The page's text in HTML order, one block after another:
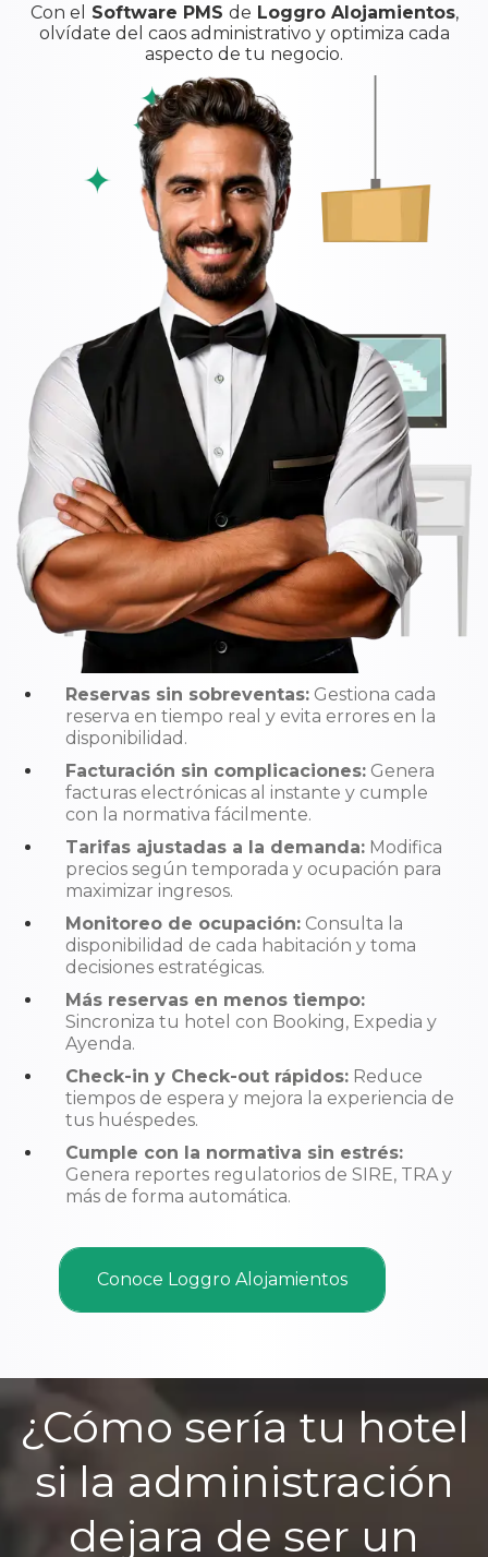
Con el Software PMS de Loggro Alojamientos,
olvídate del caos administrativo y optimiza cada
aspecto de tu negocio.
Reservas sin sobreventas: Gestiona cada
reserva en tiempo real y evita errores en la
disponibilidad.
Facturación sin complicaciones: Genera
facturas electrónicas al instante y cumple
con la normativa fácilmente.
Tarifas ajustadas a la demanda: Modifica
precios según temporada y ocupación para
maximizar ingresos.
Monitoreo de ocupación: Consulta la
disponibilidad de cada habitación y toma
decisiones estratégicas.
Más reservas en menos tiempo:
Sincroniza tu hotel con Booking, Expedia y
Ayenda.
Check-in y Check-out rápidos: Reduce
tiempos de espera y mejora la experiencia de
tus huéspedes.
Cumple con la normativa sin estrés:
Genera reportes regulatorios de SIRE, TRA y
más de forma automática.
Conoce Loggro Alojamientos
¿Cómo sería tu hotel
si la administración
dejara de ser un